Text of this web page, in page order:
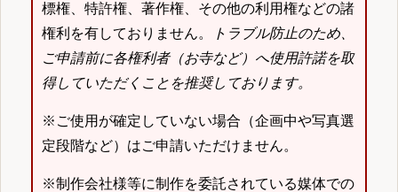
標権、特許権、著作権、その他の利用権などの諸
権利を有しておりません。
トラブル防止のため、
ご申請前に各権利者（お寺など）へ使用許諾を取
得していただくことを推奨しております。
※ご使用が確定していない場合（企画中や写真選
定段階など）はご申請いただけません。
※制作会社様等に制作を委託されている媒体での